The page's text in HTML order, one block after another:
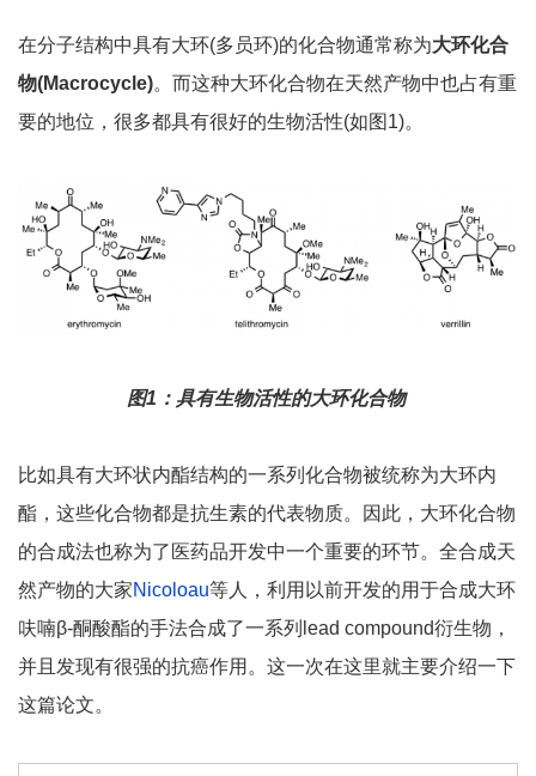
在分子结构中具有大环(多员环)的化合物通常称为大环化合
物(Macrocycle)。而这种大环化合物在天然产物中也占有重
要的地位，很多都具有很好的生物活性(如图1)。
图1：具有生物活性的大环化合物
比如具有大环状内酯结构的一系列化合物被统称为大环内
酯，这些化合物都是抗生素的代表物质。因此，大环化合物
的合成法也称为了医药品开发中一个重要的环节。全合成天
然产物的大家Nicoloau等人，利用以前开发的用于合成大环
呋喃β-酮酸酯的手法合成了一系列lead compound衍生物，
并且发现有很强的抗癌作用。这一次在这里就主要介绍一下
这篇论文。